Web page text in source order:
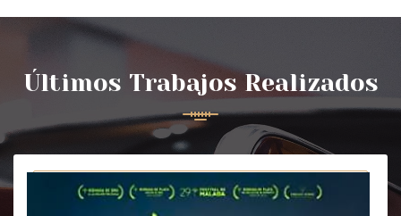
Últimos Trabajos Realizados